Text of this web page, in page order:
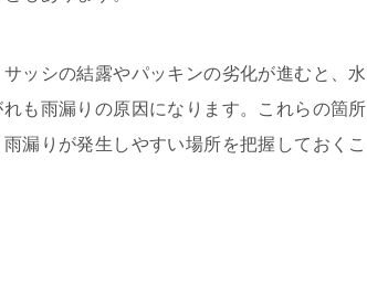
ッシの結露やパッキンの劣化が進むと、水
も雨漏りの原因になります。これらの箇所
漏りが発生しやすい場所を把握しておくこ